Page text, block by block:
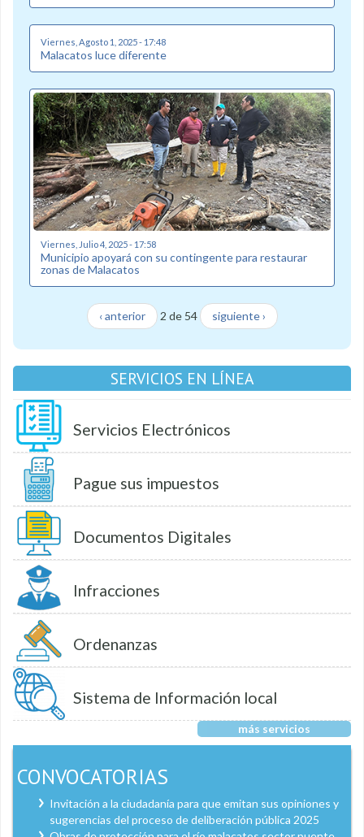
Viernes, Agosto 1, 2025 - 17:48
Malacatos luce diferente
Viernes, Julio 4, 2025 - 17:58
Municipio apoyará con su contingente para restaurar
zonas de Malacatos
‹ anterior 2 de 54 siguiente ›
SERVICIOS EN LÍNEA
Servicios Electrónicos
Pague sus impuestos
Documentos Digitales
Infracciones
Ordenanzas
Sistema de Información local
más servicios
CONVOCATORIAS
Invitación a la ciudadanía para que emitan sus opiniones y
sugerencias del proceso de deliberación pública 2025